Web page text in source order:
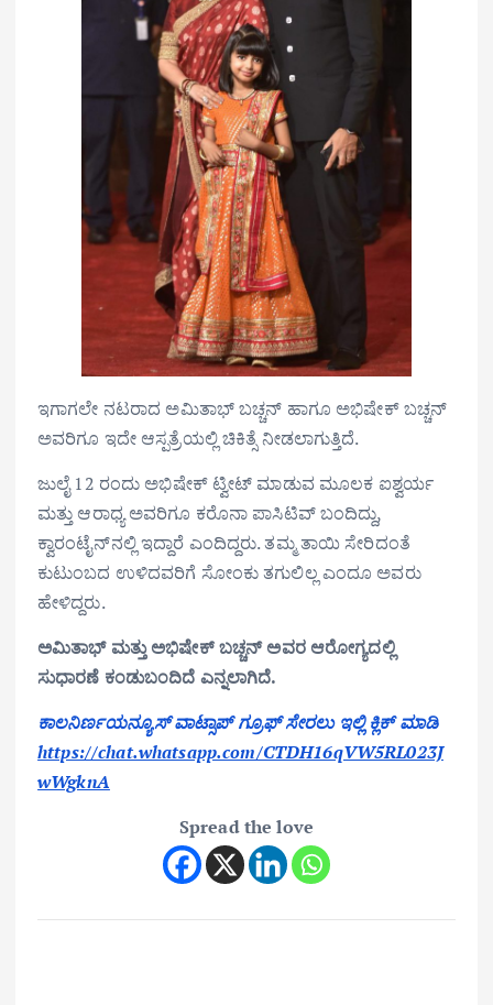
ಇಗಾಗಲೇ ನಟರಾದ ಅಮಿತಾಭ್‌ ಬಚ್ಚನ್‌ ಹಾಗೂ ಅಭಿಷೇಕ್‌ ಬಚ್ಚನ್‌
ಅವರಿಗೂ ಇದೇ ಆಸ್ಪತ್ರೆಯಲ್ಲಿ ಚಿಕಿತ್ಸೆ ನೀಡಲಾಗುತ್ತಿದೆ.
ಜುಲೈ 12 ರಂದು ಅಭಿಷೇಕ್ ಟ್ವೀಟ್ ಮಾಡುವ ಮೂಲಕ ಐಶ್ವರ್ಯ
ಮತ್ತು ಆರಾಧ್ಯ ಅವರಿಗೂ ಕರೊನಾ ಪಾಸಿಟಿವ್‌ ಬಂದಿದ್ದು,
ಕ್ವಾರಂಟೈನ್‌ನಲ್ಲಿ ಇದ್ದಾರೆ ಎಂದಿದ್ದರು. ತಮ್ಮ ತಾಯಿ ಸೇರಿದಂತೆ
ಕುಟುಂಬದ ಉಳಿದವರಿಗೆ ಸೋಂಕು ತಗುಲಿಲ್ಲ ಎಂದೂ ಅವರು
ಹೇಳಿದ್ದರು.
ಅಮಿತಾಭ್‌ ಮತ್ತು ಅಭಿಷೇಕ್‌ ಬಚ್ಚನ್‌ ಅವರ ಆರೋಗ್ಯದಲ್ಲಿ
ಸುಧಾರಣೆ ಕಂಡುಬಂದಿದೆ ಎನ್ನಲಾಗಿದೆ.
ಕಾಲನಿರ್ಣಯನ್ಯೂಸ್ ವಾಟ್ಸಾಪ್ ಗ್ರೂಫ್ ಸೇರಲು ಇಲ್ಲಿ ಕ್ಲಿಕ್ ಮಾಡಿ
https://chat.whatsapp.com/CTDH16qVW5RL023J
wWgknA
Spread the love